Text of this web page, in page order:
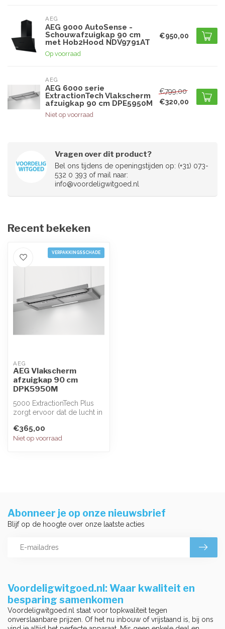
AEG
AEG 9000 AutoSense -
Schouwafzuigkap 90 cm
met Hob2Hood NDV9791AT
Op voorraad
€950,00
AEG
AEG 6000 serie
ExtractionTech Vlakscherm
afzuigkap 90 cm DPE5950M
Niet op voorraad
€799,00
€320,00
Vragen over dit product?
Bel ons tijdens de openingstijden op: (+31) 073-
532 0 393 of mail naar:
info@voordeligwitgoed.nl
Recent bekeken
VERPAKKINGSSCHADE
AEG
AEG Vlakscherm
afzuigkap 90 cm
DPK5950M
5000 ExtractionTech Plus
zorgt ervoor dat de lucht in
€365,00
Niet op voorraad
Voordeligwitgoed.nl: Waar kwaliteit en
besparing samenkomen
Voordeligwitgoed.nl staat voor topkwaliteit tegen
onverslaanbare prijzen. Of het nu inbouw of vrijstaand is, bij ons
Abonneer je op onze nieuwsbrief
Blijf op de hoogte over onze laatste acties